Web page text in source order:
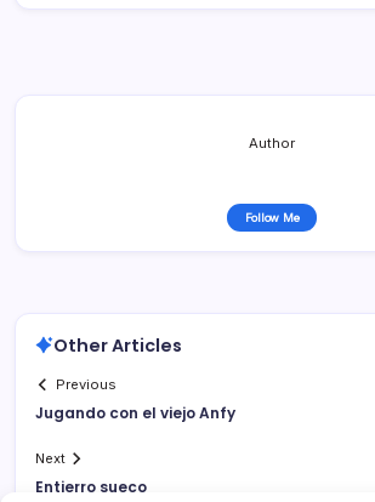
Author
Follow Me
Other Articles
Previous
Jugando con el viejo Anfy
Next
Entierro sueco